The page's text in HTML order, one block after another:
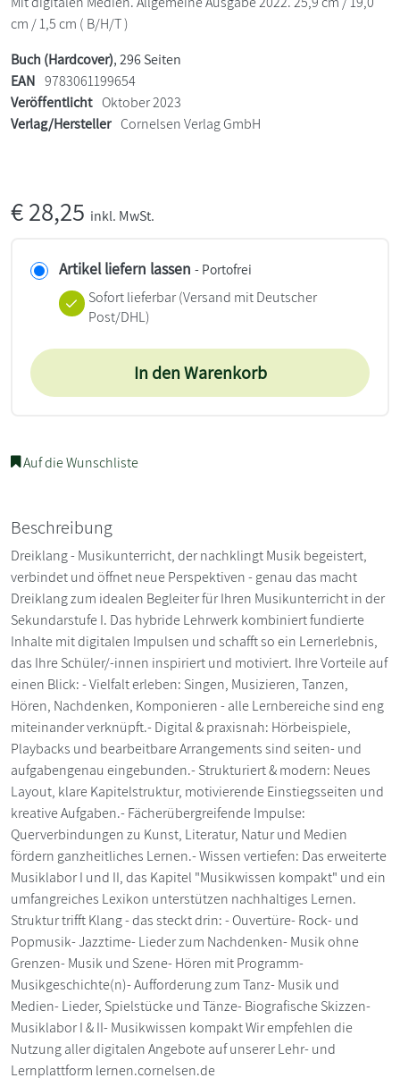
cm / 1,5 cm ( B/H/T )
Buch (Hardcover), 296 Seiten
EAN 9783061199654
Veröffentlicht Oktober 2023
Verlag/Hersteller Cornelsen Verlag GmbH
€28,25 inkl. MwSt.
Artikel liefern lassen - Portofrei
Sofort lieferbar(Versand mit Deutscher
Post/DHL)
In den Warenkorb
Auf die Wunschliste
Beschreibung
Dreiklang - Musikunterricht, der nachklingt Musik begeistert,
verbindet und öffnet neue Perspektiven - genau das macht
Dreiklang zum idealen Begleiter für Ihren Musikunterricht in der
Sekundarstufe I. Das hybride Lehrwerk kombiniert fundierte
Inhalte mit digitalen Impulsen und schafft so ein Lernerlebnis,
das Ihre Schüler/-innen inspiriert und motiviert. Ihre Vorteile auf
einen Blick: - Vielfalt erleben: Singen, Musizieren, Tanzen,
Hören, Nachdenken, Komponieren - alle Lernbereiche sind eng
miteinander verknüpft.- Digital & praxisnah: Hörbeispiele,
Playbacks und bearbeitbare Arrangements sind seiten- und
aufgabengenau eingebunden.- Strukturiert & modern: Neues
Layout, klare Kapitelstruktur, motivierende Einstiegsseiten und
kreative Aufgaben.- Fächerübergreifende Impulse:
Querverbindungen zu Kunst, Literatur, Natur und Medien
fördern ganzheitliches Lernen.- Wissen vertiefen: Das erweiterte
Musiklabor I und II, das Kapitel "Musikwissen kompakt" und ein
umfangreiches Lexikon unterstützen nachhaltiges Lernen.
Struktur trifft Klang - das steckt drin: - Ouvertüre- Rock- und
Popmusik- Jazztime- Lieder zum Nachdenken- Musik ohne
Grenzen- Musik und Szene- Hören mit Programm-
Musikgeschichte(n)- Aufforderung zum Tanz- Musik und
Medien- Lieder, Spielstücke und Tänze- Biografische Skizzen-
Musiklabor I & II- Musikwissen kompakt Wir empfehlen die
Nutzung aller digitalen Angebote auf unserer Lehr- und
Lernplattform lernen.cornelsen.de